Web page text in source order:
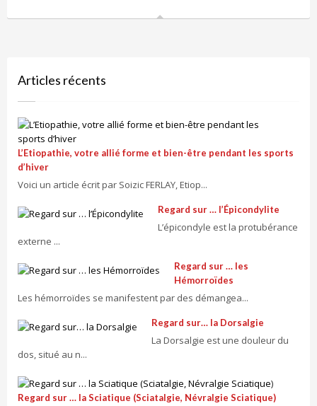
Articles récents
L’Etiopathie, votre allié forme et bien-être pendant les sports
d’hiver
Voici un article écrit par Soizic FERLAY, Etiop...
Regard sur … l’Épicondylite
L’épicondyle est la protubérance
externe ...
Regard sur … les
Hémorroïdes
Les hémorroïdes se manifestent par des démangea...
Regard sur… la Dorsalgie
La Dorsalgie est une douleur du
dos, situé au n...
Regard sur … la Sciatique (Sciatalgie, Névralgie Sciatique)